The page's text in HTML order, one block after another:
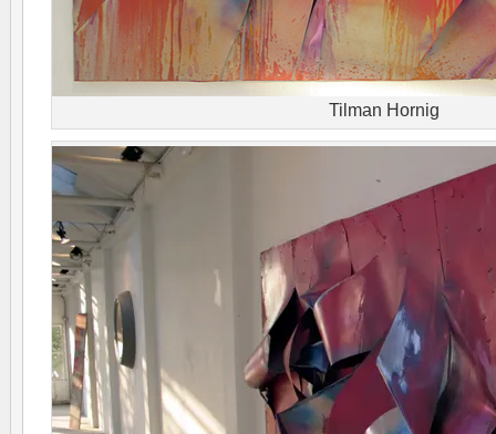
Tilman Hornig